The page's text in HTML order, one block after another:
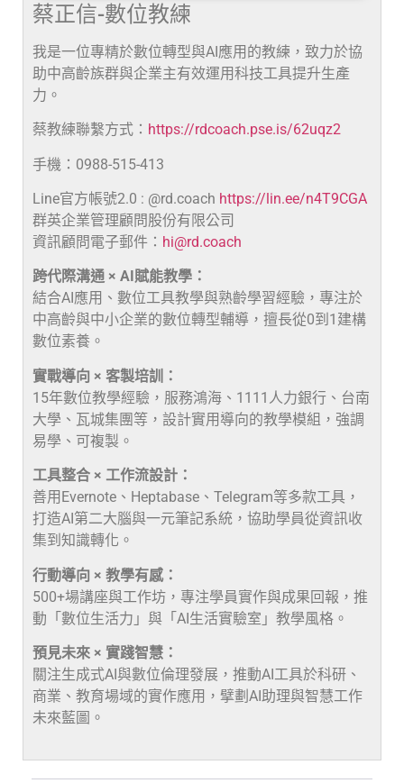
蔡正信-數位教練
我是一位專精於數位轉型與AI應用的教練，致力於協
助中高齡族群與企業主有效運用科技工具提升生產
力。
蔡教練聯繫方式： https://rdcoach.pse.is/62uqz2
手機：0988-515-413
Line官方帳號2.0 : @rd.coach https://lin.ee/n4T9CGA
群英企業管理顧問股份有限公司
資訊顧問電子郵件： hi@rd.coach
跨代際溝通 × AI賦能教學：
結合AI應用、數位工具教學與熟齡學習經驗，專注於
中高齡與中小企業的數位轉型輔導，擅長從0到1建構
數位素養。
實戰導向 × 客製培訓：
15年數位教學經驗，服務鴻海、1111人力銀行、台南
大學、瓦城集團等，設計實用導向的教學模組，強調
易學、可複製。
工具整合 × 工作流設計：
善用Evernote、Heptabase、Telegram等多款工具，
打造AI第二大腦與一元筆記系統，協助學員從資訊收
集到知識轉化。
行動導向 × 教學有感：
500+場講座與工作坊，專注學員實作與成果回報，推
動「數位生活力」與「AI生活實驗室」教學風格。
預見未來 × 實踐智慧：
關注生成式AI與數位倫理發展，推動AI工具於科研、
商業、教育場域的實作應用，擘劃AI助理與智慧工作
未來藍圖。